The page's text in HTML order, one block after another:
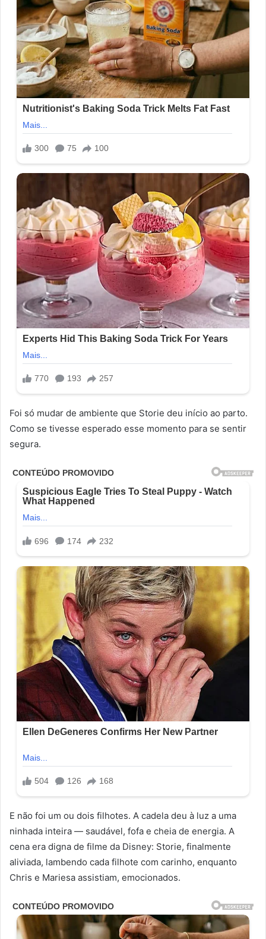
Foi só mudar de ambiente que Storie deu início ao parto.
Como se tivesse esperado esse momento para se sentir
segura.
E não foi um ou dois filhotes. A cadela deu à luz a uma
ninhada inteira — saudável, fofa e cheia de energia. A
cena era digna de filme da Disney: Storie, finalmente
aliviada, lambendo cada filhote com carinho, enquanto
Chris e Mariesa assistiam, emocionados.